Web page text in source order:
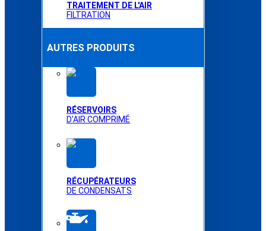
TRAITEMENT DE L'AIR
FILTRATION
AUTRES PRODUITS
RÉSERVOIRS
D'AIR COMPRIMÉ
RÉCUPÉRATEURS
DE CONDENSATS